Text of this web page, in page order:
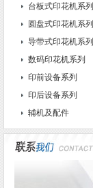
台板式印花机系列
圆盘式印花机系列
导带式印花机系列
数码印花机系列
印前设备系列
印后设备系列
辅机及配件